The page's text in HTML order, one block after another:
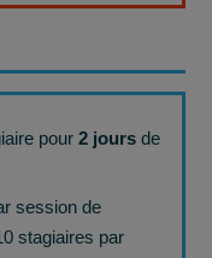
pour 2 jours de
session de
stagiaires par